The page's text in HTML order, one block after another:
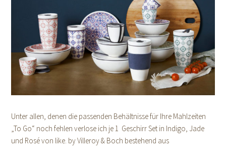
Unter allen, denen die passenden Behältnisse für Ihre Mahlzeiten
„To Go“ noch fehlen verlose ich je 1 Geschirr Set in Indigo, Jade
und Rosé von like. by Villeroy & Boch bestehend aus